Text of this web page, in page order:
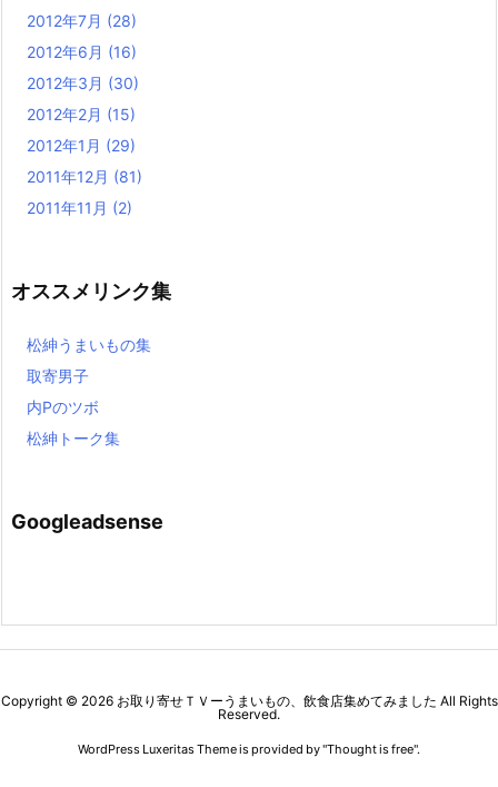
2012年7月 (28)
2012年6月 (16)
2012年3月 (30)
2012年2月 (15)
2012年1月 (29)
2011年12月 (81)
2011年11月 (2)
オススメリンク集
松紳うまいもの集
取寄男子
内Pのツボ
松紳トーク集
Googleadsense
Copyright © 2026 お取り寄せＴＶーうまいもの、飲食店集めてみました All Rights
Reserved.
WordPress Luxeritas Theme is provided by "Thought is free".